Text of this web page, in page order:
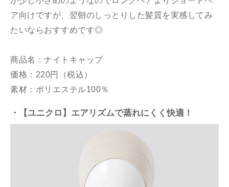
ア向けですが、翌朝のしっとりした髪質を実感してみ
たいならおすすめです◎
商品名：ナイトキャップ
価格：220円（税込）
素材：ポリエステル100％
・【ユニクロ】エアリズムで蒸れにくく快適！